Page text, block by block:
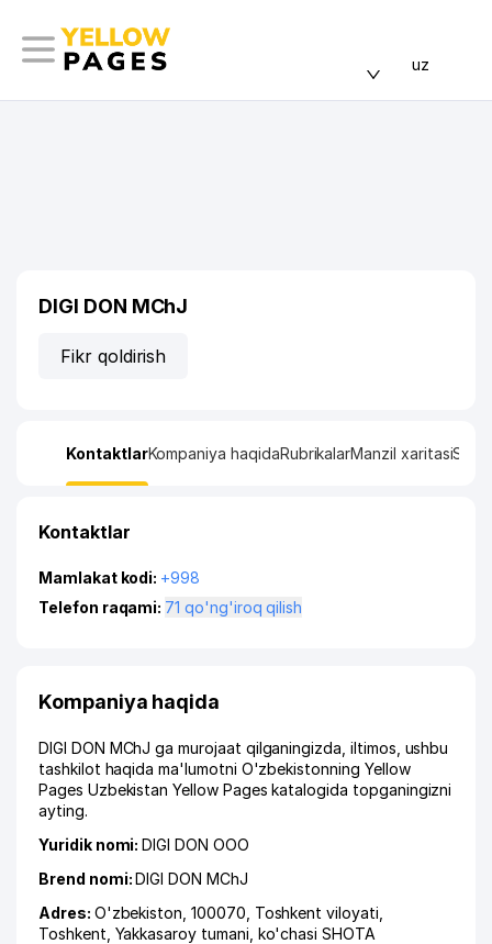
uz
DIGI DON MChJ
Fikr qoldirish
KontaktlarKompaniya haqidaRubrikalarManzil xaritasi
Kontaktlar
Mamlakat kodi: +998
Telefon raqami:
71 qo'ng'iroq qilish
Kompaniya haqida
DIGI DON MChJ ga murojaat qilganingizda, iltimos, ushbu
tashkilot haqida ma'lumotni O'zbekistonning Yellow
Pages Uzbekistan Yellow Pages katalogida topganingizni
ayting.
Yuridik nomi:DIGI DON ООО
Brend nomi:DIGI DON MChJ
Adres: O'zbekiston, 100070, Toshkent viloyati
Toshkent Yakkasaroy tumani ko'chasi SHOTA